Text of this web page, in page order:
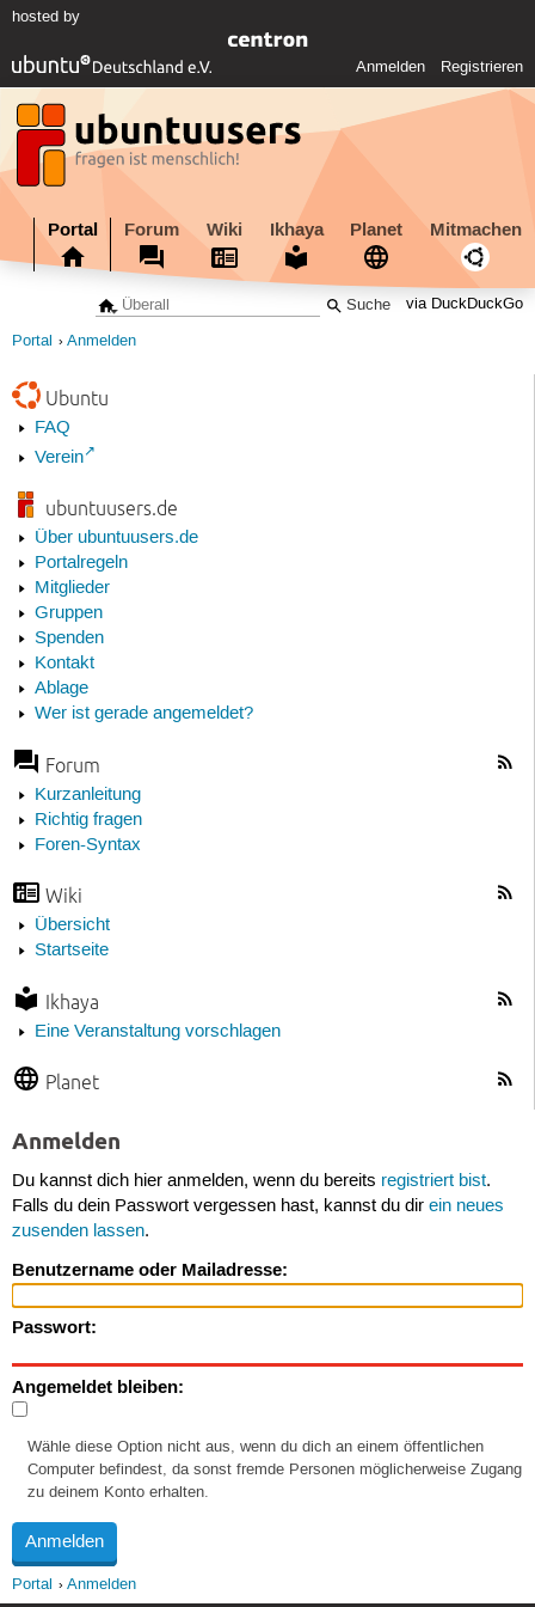
hosted by
Anmelden Registrieren
Portal Forum Wiki Ikhaya Planet Mitmachen
via DuckDuckGo
Portal Anmelden
Ubuntu
FAQ
Verein
ubuntuusers.de
Über ubuntuusers.de
Portalregeln
Mitglieder
Gruppen
Spenden
Kontakt
Ablage
Wer ist gerade angemeldet?
Forum
Kurzanleitung
Richtig fragen
Foren-Syntax
Wiki
Übersicht
Startseite
Ikhaya
Eine Veranstaltung vorschlagen
Planet
Anmelden
Du kannst dich hier anmelden, wenn du bereits registriert bist.
Falls du dein Passwort vergessen hast, kannst du dir ein neues
zusenden lassen.
Benutzername oder Mailadresse:
Passwort:
Angemeldet bleiben:
Wähle diese Option nicht aus, wenn du dich an einem öffentlichen
Computer befindest, da sonst fremde Personen möglicherweise Zugang
zu deinem Konto erhalten.
Portal Anmelden